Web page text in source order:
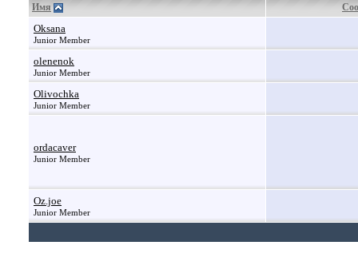
Имя
Oksana
Junior Member
olenenok
Junior Member
Olivochka
Junior Member
ordacaver
Junior Member
Oz.joe
Junior Member